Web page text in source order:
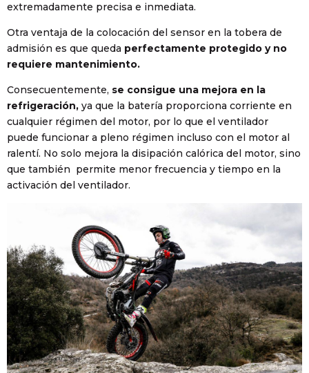
extremadamente precisa e inmediata.
Otra ventaja de la colocación del sensor en la tobera de
admisión es que queda perfectamente protegido y no
requiere mantenimiento.
Consecuentemente, se consigue una mejora en la
refrigeración, ya que la batería proporciona corriente en
cualquier régimen del motor, por lo que el ventilador
puede funcionar a pleno régimen incluso con el motor al
ralentí. No solo mejora la disipación calórica del motor, sino
que también permite menor frecuencia y tiempo en la
activación del ventilador.